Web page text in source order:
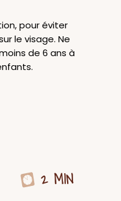
pour éviter
le visage. Ne
de 6 ans à
2 MIN